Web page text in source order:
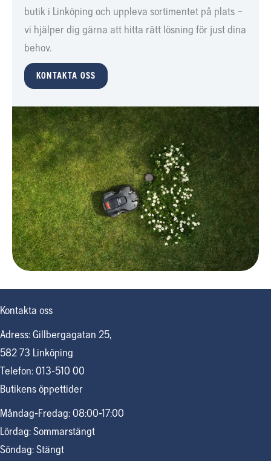
butik i Linköping och uppleva sortimentet på plats –
vi hjälper dig gärna att hitta rätt lösning för just dina
behov.
KONTAKTA OSS
Kontakta oss
Adress: Gillbergagatan 25,
582 73 Linköping
Telefon: 013-510 00
Butikens öppettider
Måndag-Fredag: 08:00-17:00
Lördag: Sommarstängt
Söndag: Stängt